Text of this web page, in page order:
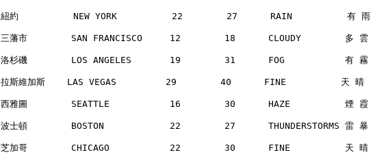
紐約          NEW YORK          22        27      RAIN          有 雨
三藩市        SAN FRANCISCO     12        18      CLOUDY        多 雲
洛杉磯        LOS ANGELES       19        31      FOG           有 霧
拉斯維加斯    LAS VEGAS         29        40      FINE          天 晴
西雅圖        SEATTLE           16        30      HAZE          煙 霞
波士頓        BOSTON            22        27      THUNDERSTORMS 雷 暴
芝加哥        CHICAGO           22        30      FINE          天 晴